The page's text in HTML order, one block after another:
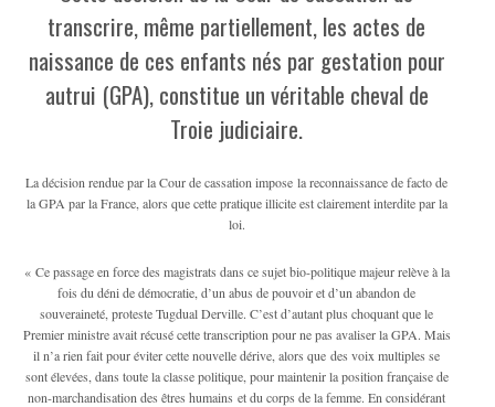
transcrire, même partiellement, les actes de
naissance de ces enfants nés par gestation pour
autrui (GPA), constitue un véritable cheval de
Troie judiciaire.
La décision rendue par la Cour de cassation impose la reconnaissance de facto de
la GPA par la France, alors que cette pratique illicite est clairement interdite par la
loi.
« Ce passage en force des magistrats dans ce sujet bio-politique majeur relève à la
fois du déni de démocratie, d’un abus de pouvoir et d’un abandon de
souveraineté, proteste Tugdual Derville. C’est d’autant plus choquant que le
Premier ministre avait récusé cette transcription pour ne pas avaliser la GPA. Mais
il n’a rien fait pour éviter cette nouvelle dérive, alors que des voix multiples se
sont élevées, dans toute la classe politique, pour maintenir la position française de
non-marchandisation des êtres humains et du corps de la femme. En considérant